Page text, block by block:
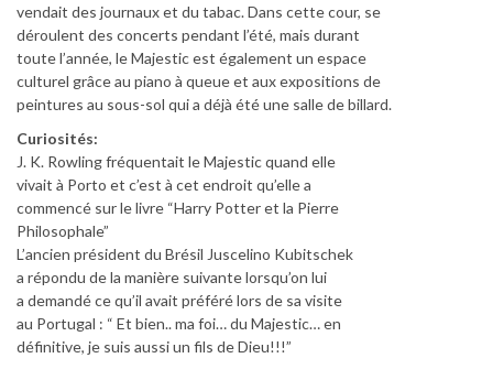
vendait des journaux et du tabac. Dans cette cour, se
déroulent des concerts pendant l’été, mais durant
toute l’année, le Majestic est également un espace
culturel grâce au piano à queue et aux expositions de
peintures au sous-sol qui a déjà été une salle de billard.
Curiosités:
J. K. Rowling fréquentait le Majestic quand elle
vivait à Porto et c’est à cet endroit qu’elle a
commencé sur le livre “Harry Potter et la Pierre
Philosophale”
L’ancien président du Brésil Juscelino Kubitschek
a répondu de la manière suivante lorsqu’on lui
a demandé ce qu’il avait préféré lors de sa visite
au Portugal : “ Et bien.. ma foi… du Majestic… en
définitive, je suis aussi un fils de Dieu!!!”